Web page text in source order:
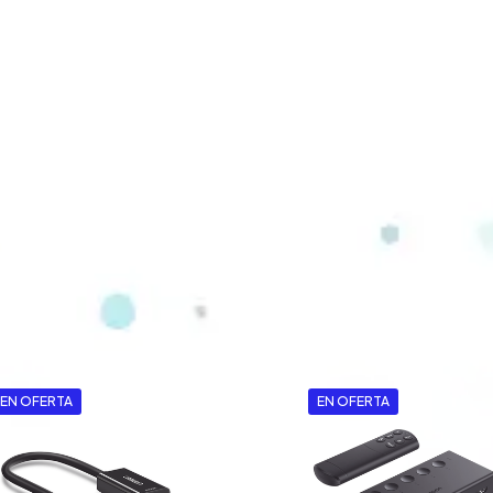
EN OFERTA EN OFERTA